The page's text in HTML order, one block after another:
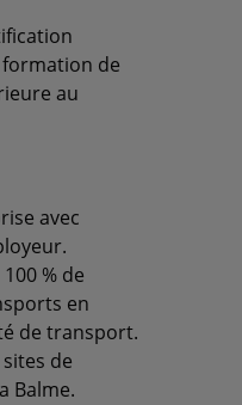
de
au
avec
% de
en
de transport.
de
Balme.